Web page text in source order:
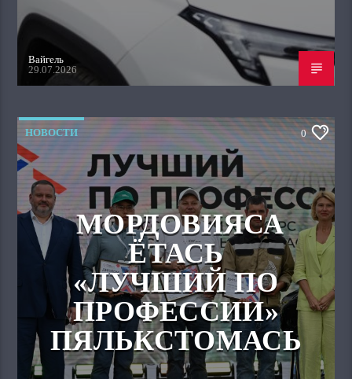
Вайгель
29.07.2026
НОВОСТИ 0
МОРДОВИЯСА
ЁТАСЬ
«ЛУЧШИЙ ПО
ПРОФЕССИИ»
ПЯЛЬКСТОМАСЬ